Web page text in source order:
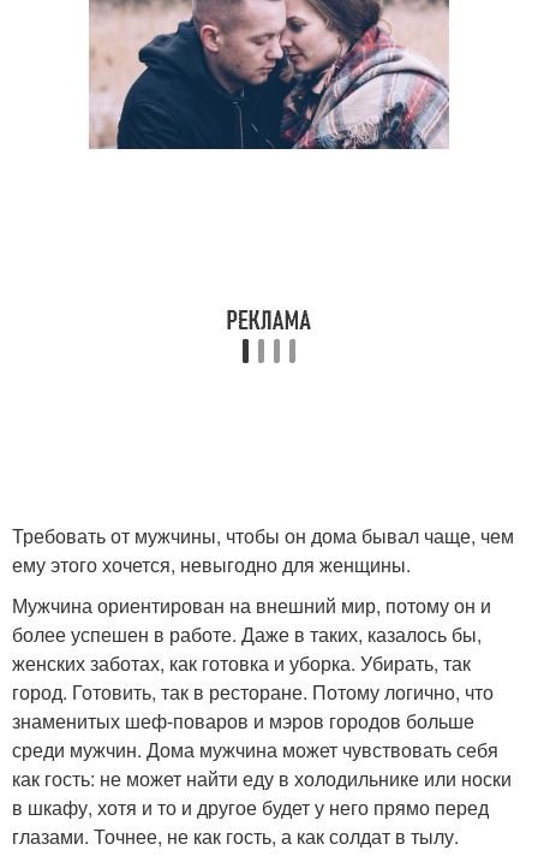
Требовать от мужчины, чтобы он дома бывал чаще, чем
ему этого хочется, невыгодно для женщины.
Мужчина ориентирован на внешний мир, потому он и
более успешен в работе. Даже в таких, казалось бы,
женских заботах, как готовка и уборка. Убирать, так
город. Готовить, так в ресторане. Потому логично, что
знаменитых шеф-поваров и мэров городов больше
среди мужчин. Дома мужчина может чувствовать себя
как гость: не может найти еду в холодильнике или носки
в шкафу, хотя и то и другое будет у него прямо перед
глазами. Точнее, не как гость, а как солдат в тылу.